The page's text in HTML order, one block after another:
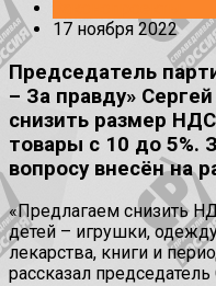
17 ноября 2022
Председатель
– За правду»
снизить размер
товары с 10 до 5%.
вопросу внесён на
«Предлагаем снизить
детей – игрушки,
лекарства, книги и
рассказал